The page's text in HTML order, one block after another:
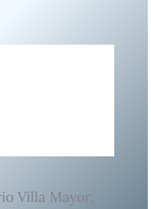
Villa Mayor,